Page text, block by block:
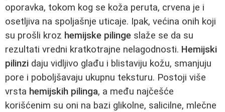
oporavka, tokom kog se koža peruta, crvena je i
osetljiva na spoljašnje uticaje. Ipak, većina onih koji
su prošli kroz hemijske pilinge slaže se da su
rezultati vredni kratkotrajne nelagodnosti. Hemijski
pilinzi daju vidljivo glađu i blistaviju kožu, smanjuju
pore i poboljšavaju ukupnu teksturu. Postoji više
vrsta hemijskih pilinga, a među najčešće
korišćenim su oni na bazi glikolne, salicilne, mlečne